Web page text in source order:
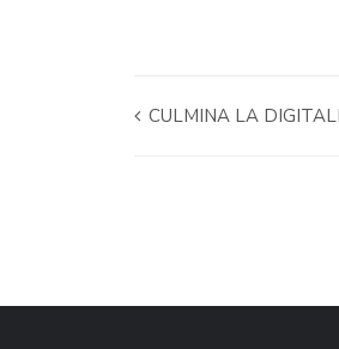
CULMINA LA